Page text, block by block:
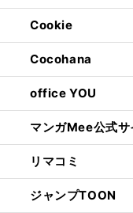
Cookie
Cocohana
office YOU
マンガMee公式サ
リマコミ
ジャンプTOON